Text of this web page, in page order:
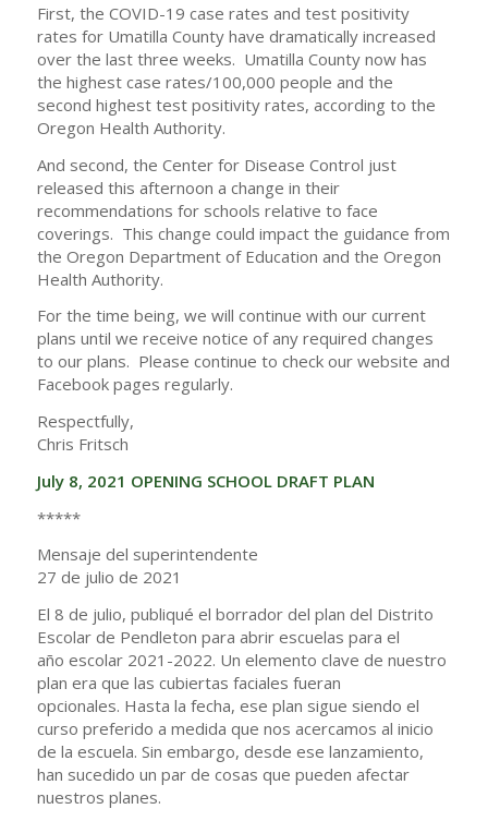
First, the COVID-19 case rates and test positivity
rates for Umatilla County have dramatically increased
over the last three weeks. Umatilla County now has
the highest case rates/100,000 people and the
second highest test positivity rates, according to the
Oregon Health Authority.
And second, the Center for Disease Control just
released this afternoon a change in their
recommendations for schools relative to face
coverings. This change could impact the guidance from
the Oregon Department of Education and the Oregon
Health Authority.
For the time being, we will continue with our current
plans until we receive notice of any required changes
to our plans. Please continue to check our website and
Facebook pages regularly.
Respectfully,
Chris Fritsch
July 8, 2021 OPENING SCHOOL DRAFT PLAN
*****
Mensaje del superintendente
27 de julio de 2021
El 8 de julio, publiqué el borrador del plan del Distrito
Escolar de Pendleton para abrir escuelas para el
año escolar 2021-2022. Un elemento clave de nuestro
plan era que las cubiertas faciales fueran
opcionales. Hasta la fecha, ese plan sigue siendo el
curso preferido a medida que nos acercamos al inicio
de la escuela. Sin embargo, desde ese lanzamiento,
han sucedido un par de cosas que pueden afectar
nuestros planes.